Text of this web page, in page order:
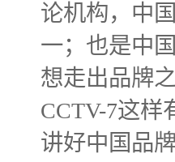
论机构，中
一；也是中
想走出品牌
CCTV-7这样
讲好中国品